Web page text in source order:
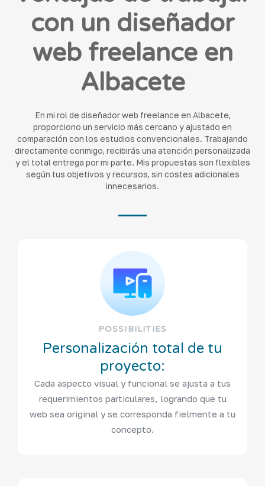
con un diseñador
web freelance en
Albacete
En mi rol de diseñador web freelance en Albacete,
proporciono un servicio más cercano y ajustado en
comparación con los estudios convencionales. Trabajando
directamente conmigo, recibirás una atención personalizada
y el total entrega por mi parte. Mis propuestas son flexibles
según tus objetivos y recursos, sin costes adicionales
innecesarios.
POSSIBILITIES
Personalización total de tu
proyecto:
Cada aspecto visual y funcional se ajusta a tus
requerimientos particulares, logrando que tu
web sea original y se corresponda fielmente a tu
concepto.